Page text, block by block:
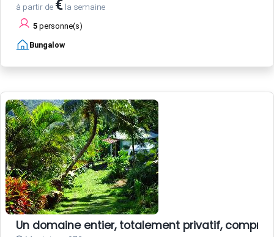
à partir de € la semaine
5 personne(s)
Bungalow
Un domaine entier, totalement privatif,